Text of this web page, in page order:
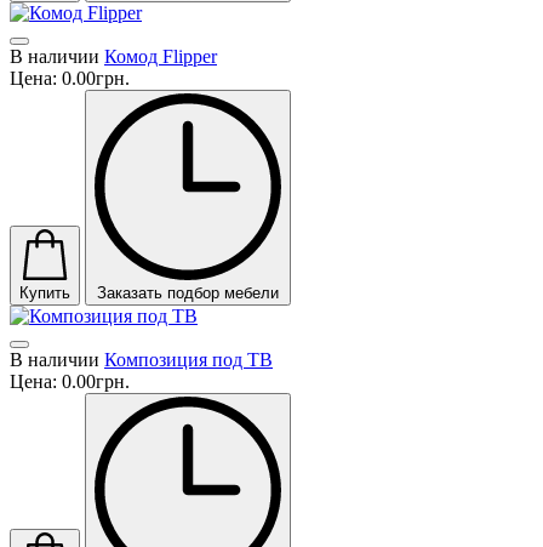
В наличии Комод Flipper
Цена: 0.00грн.
Купить Заказать подбор мебели
В наличии Композиция под ТВ
Цена: 0.00грн.